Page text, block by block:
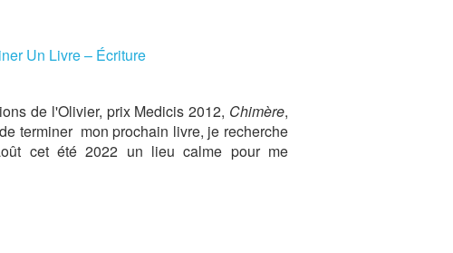
Un Livre – Écriture
de l'Olivier, prix Medicis 2012, Chimère,
terminer mon prochain livre, je recherche
cet été 2022 un lieu calme pour me